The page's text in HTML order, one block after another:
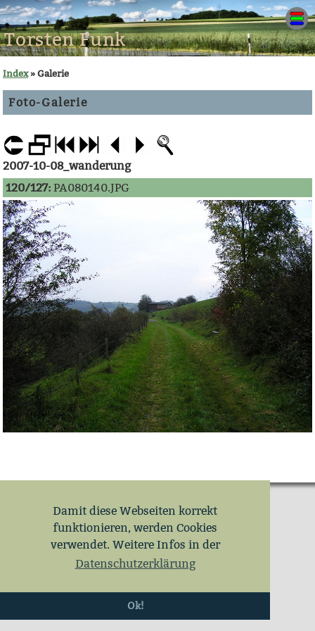
Damit diese Webseiten korrekt
funktionieren, werden Cookies
verwendet. Weitere Infos in der
Datenschutzerklärung
Ok!
Torsten Funk
Index» Galerie
Foto-Galerie
2007-10-08_wanderung
120/127: PA080140.JPG